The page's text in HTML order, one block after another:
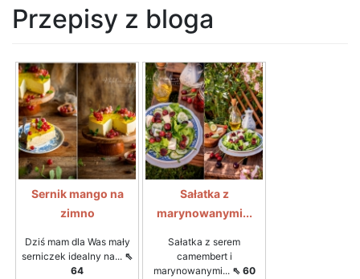
Przepisy z bloga
Sernik mango na
zimno
Dziś mam dla Was mały
serniczek idealny na... ⇖
64
Sałatka z
marynowanymi...
Sałatka z serem
camembert i
marynowanymi... ⇖ 60